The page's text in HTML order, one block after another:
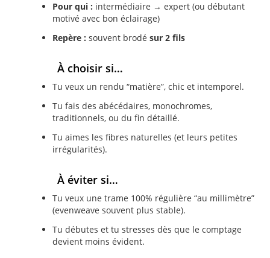
Pour qui : intermédiaire → expert (ou débutant
motivé avec bon éclairage)
Repère : souvent brodé sur 2 fils
À choisir si…
Tu veux un rendu “matière”, chic et intemporel.
Tu fais des abécédaires, monochromes,
traditionnels, ou du fin détaillé.
Tu aimes les fibres naturelles (et leurs petites
irrégularités).
À éviter si…
Tu veux une trame 100% régulière “au millimètre”
(evenweave souvent plus stable).
Tu débutes et tu stresses dès que le comptage
devient moins évident.